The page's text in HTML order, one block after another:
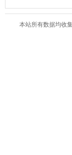
本站所有数据均收